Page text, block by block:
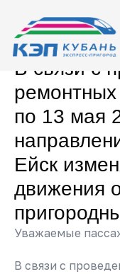
В связи с
по 13 мая
Ейск
движения
Уважаемые
В связи с